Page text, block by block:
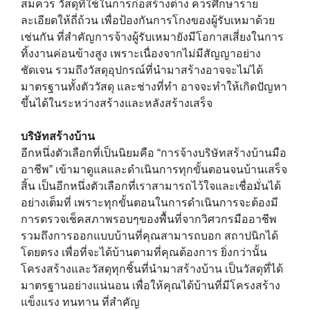
สมควร วัสดุที่ใช้ในการก่อสร้างต่าง ควรศึกษาราย
ละเอียดให้ถี่ถ้วน เพื่อป้องกันการโกงของผู้รับเหมาด้วย
เช่นกัน ที่สำคัญการจ้างผู้รับเหมายังมีโอกาสเสี่ยงในการ
ทิ้งงานค่อนข้างสูง เพราะเนื่องจากไม่มีสัญญาอย่าง
ชัดเจน รวมถึงวัสดุอุปกรณ์ที่นำมาสร้างอาจจะไม่ได้
มาตรฐานทั้งตัววัสดุ และช่างที่ทำ อาจจะทำให้เกิดปัญหา
ขึ้นได้ในระหว่างสร้างและหลังสร้างเสร็จ
บริษัทสร้างบ้าน
อีกหนึ่งตัวเลือกที่เป็นนิยมคือ “การจ้างบริษัทสร้างบ้านมือ
อาชีพ” เข้ามาดูแลและดำเนินการทุกขั้นตอนจนบ้านเสร็จ
สิ้น เป็นอีกหนึ่งตัวเลือกที่เราสามารถไว้ใจและเชื่อมั่นได้
อย่างเต็มที่ เพราะทุกขั้นตอนในการดำเนินการจะต้องมี
การตรวจเช็คสภาพรอบๆของพื้นที่จากวิศวกรมืออาชีพ
รวมถึงการออกแบบบ้านที่คุณสามารถบอก สถาปนิกได้
โดยตรง เพื่อที่จะได้บ้านตามที่คุณต้องการ ยิ่งกว่านั้น
โครงสร้างและวัสดุทุกชิ้นที่นำมาสร้างบ้าน เป็นวัสดุที่ได้
มาตรฐานอย่างแน่นอน เพื่อให้คุณได้บ้านที่มีโครงสร้าง
แข็งแรง ทนทาน ที่สำคัญ